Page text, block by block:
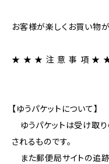
お客様が楽しくお買い物
★ ★ ★ 注 意 事 項 ★
【ゆうパケットについて】
ゆうパケットは受け取
されるものです。
また郵便局サイトの追